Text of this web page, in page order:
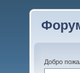
Добро